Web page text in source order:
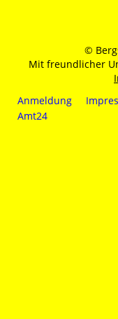
©
Mit freundlicher
Anmeldung
Amt24